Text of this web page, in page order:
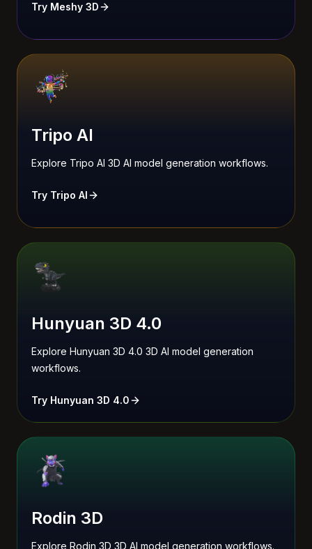
Try Meshy 3D
Tripo AI
Explore Tripo AI 3D AI model generation workflows.
Try Tripo AI
Hunyuan 3D 4.0
Explore Hunyuan 3D 4.0 3D AI model generation
workflows.
Try Hunyuan 3D 4.0
Rodin 3D
Explore Rodin 3D 3D AI model generation workflows.